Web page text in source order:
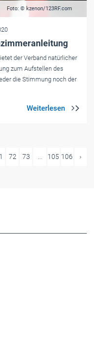
Foto: © kzenon/123RF.com
der Verband natürlicher
zum Aufstellen des
die Stimmung noch der
72 73 ... 105 106 ›